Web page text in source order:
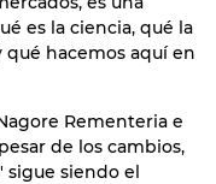
es la ciencia, qué la
hacemos aquí en
Rementeria e
de los cambios,
sigue siendo el